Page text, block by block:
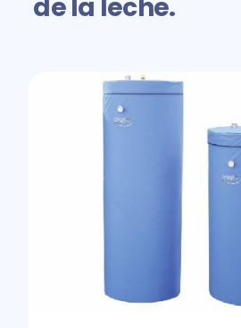
de la leche.